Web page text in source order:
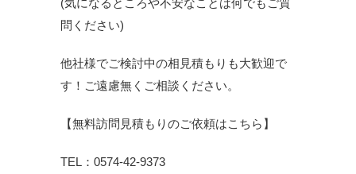
(気になるところや不安なことは何でもご質
問ください)
他社様でご検討中の相見積もりも大歓迎で
す！ご遠慮無くご相談ください。
【無料訪問見積もりのご依頼はこちら】
TEL：0574-42-9373